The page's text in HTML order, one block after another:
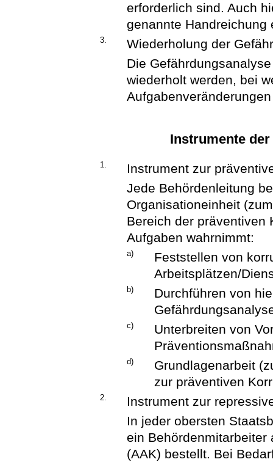
erforderlich sind. Auch
genannte
3.
Wiederholung der
Die
wiederholt werden, bei
Instrumente
1.
Instrument zur
Jede Behördenleitung
Organisationeinheit
Bereich der präventiven
Aufgaben wahrnimmt:
a)
Feststellen von
Arbeitsplätzen/
b)
Durchführen von
c)
Unterbreiten von
d)
Grundlagenarbeit
zur präventiven
2.
Instrument zur
In jeder obersten
ein Behördenmitarbeiter
(AAK) bestellt. Bei